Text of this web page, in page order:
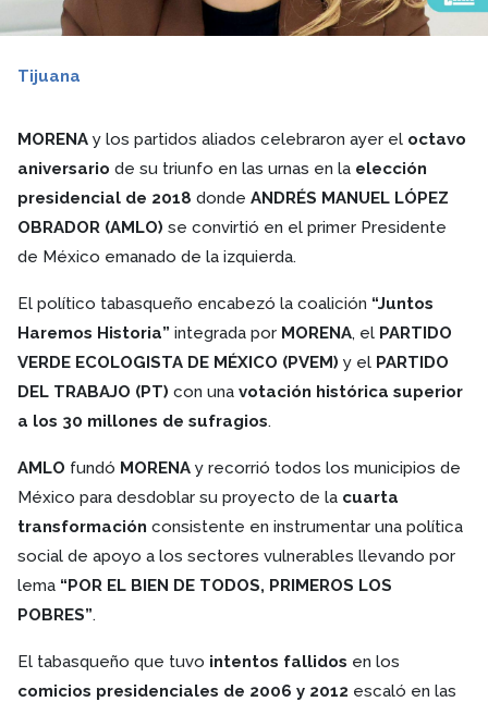
Tijuana
MORENA y los partidos aliados celebraron ayer el octavo
aniversario de su triunfo en las urnas en la elección
presidencial de 2018 donde ANDRÉS MANUEL LÓPEZ
OBRADOR (AMLO) se convirtió en el primer Presidente
de México emanado de la izquierda.
El político tabasqueño encabezó la coalición “Juntos
Haremos Historia” integrada por MORENA, el PARTIDO
VERDE ECOLOGISTA DE MÉXICO (PVEM) y el PARTIDO
DEL TRABAJO (PT) con una votación histórica superior
a los 30 millones de sufragios.
AMLO fundó MORENA y recorrió todos los municipios de
México para desdoblar su proyecto de la cuarta
transformación consistente en instrumentar una política
social de apoyo a los sectores vulnerables llevando por
lema “POR EL BIEN DE TODOS, PRIMEROS LOS
POBRES”.
El tabasqueño que tuvo intentos fallidos en los
comicios presidenciales de 2006 y 2012 escaló en las